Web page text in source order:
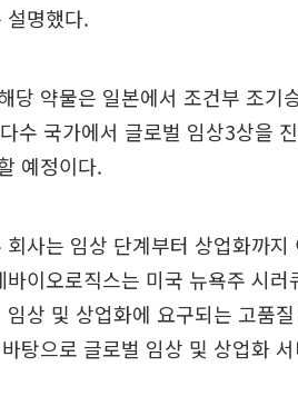
설명했다.
당 약물은 일본에서 조건부 조기
수 국가에서 글로벌 임상3상을
예정이다.
사는 임상 단계부터 상업화까
이오로직스는 미국 뉴욕주 시
상 및 상업화에 요구되는 고품
탕으로 글로벌 임상 및 상업화